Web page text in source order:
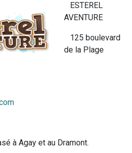
ESTEREL
AVENTURE
125 boulevard
de la Plage
à Agay et au Dramont.